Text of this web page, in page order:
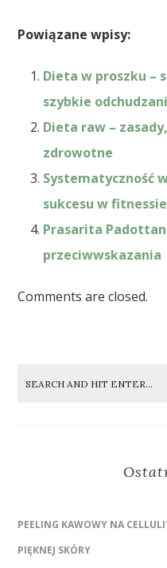
Powiązane wpisy:
Dieta w proszku –
szybkie
Dieta raw –
zdrowotne
Systematyczność
sukcesu w fitnessie
Prasarita
przeciwwskazania
Comments are closed.
PEELING KAWOWY NA
PIĘKNEJ SKÓRY